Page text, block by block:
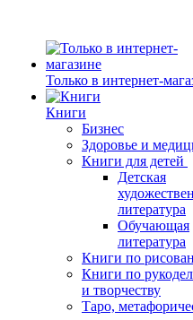
Только в интернет-
Книги
Бизнес
Здоровье и
Книги для детей
Детская
литература
Обучающая
литература
Книги по
Книги по
и творчеству
Таро,